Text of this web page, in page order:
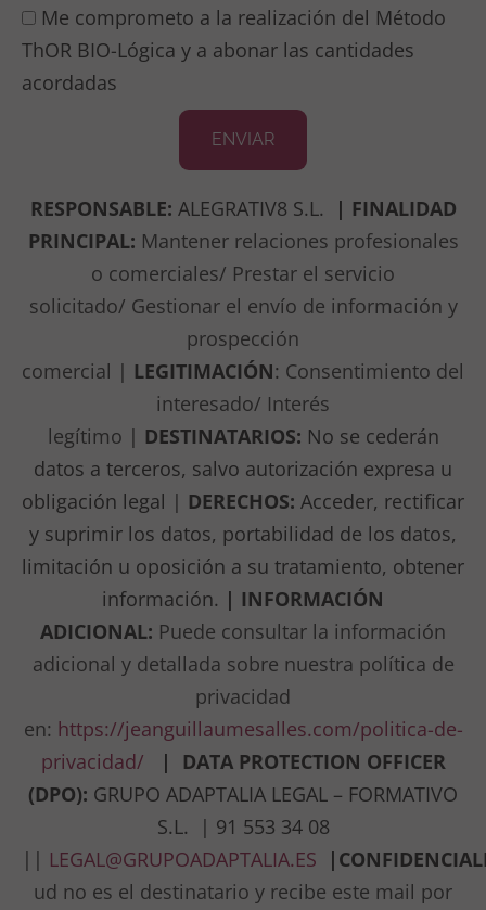
Me comprometo a la realización del Método
ThOR BIO-Lógica y a abonar las cantidades
acordadas
ENVIAR
RESPONSABLE: ALEGRATIV8 S.L. | FINALIDAD
PRINCIPAL: Mantener relaciones profesionales
o comerciales/ Prestar el servicio
solicitado/ Gestionar el envío de información y
prospección
comercial | LEGITIMACIÓN: Consentimiento del
interesado/ Interés
legítimo | DESTINATARIOS: No se cederán
datos a terceros, salvo autorización expresa u
obligación legal | DERECHOS: Acceder, rectificar
y suprimir los datos, portabilidad de los datos,
limitación u oposición a su tratamiento, obtener
información. | INFORMACIÓN
ADICIONAL: Puede consultar la información
adicional y detallada sobre nuestra política de
privacidad
en: https://jeanguillaumesalles.com/politica-de-
privacidad/
|
DATA PROTECTION OFFICER
(DPO): GRUPO ADAPTALIA LEGAL – FORMATIVO
S.L. | 91 553 34 08
|| LEGAL@GRUPOADAPTALIA.ES |
ud no es el destinatario y recibe este mail por